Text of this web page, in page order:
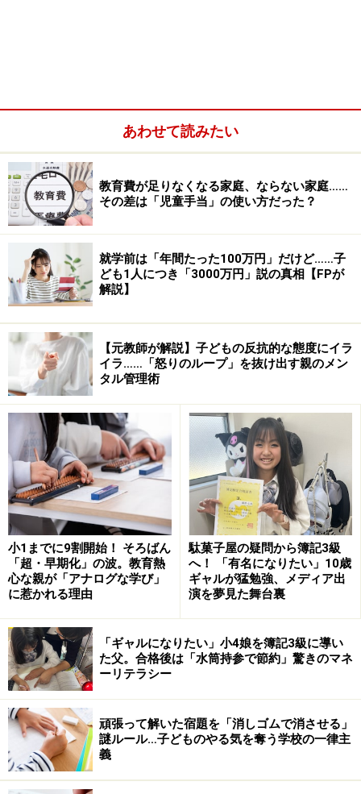
行動2. 「外発的動機づけ」を上手に活用する
行動3. 子どもの個性を面白がり、人と比較しない
行動4. 親子でポジティブに1日を振り返る
行動5. 保護者の考えを押し付けず、自分で決めさせる
行動6. 子どもの興味を広げ、多様なコミュニティーへの
参加を促す
行動7. 子どものことは子どもに任せ、保護者も自分の人
生を大切にする
「自分で考えて学ぶ子」の保護者の共通点とは
行動1. 過度な口出しをせず、子どもをよく
見る
「わが子が何をしているのか興味深く見守りながら、過
度な指示や干渉を意識的に控えている保護者のお子さん
は、『親は自分のことを信頼してくれている』と感じ、
自分で考えて行動するようになる傾向があります」
自分の子ども時代の経験を子育てに生かそうとする姿勢
は大切ですが、保護者が育った時代から社会は大きく変
社会の変化に合わせて柔軟に関わるよう意識したいです
ね。
行動2. 「外発的動機づけ」を上手に活用す
る
「『100点を取ったらゲームを買ってあげる』などと“そ
の子だけ”の欲求を満たすのではなく、『きょうだい全員
あわせて読みたい
教育費が足りなくなる家庭、ならない家庭……
その差は「児童手当」の使い方だった？
就学前は「年間たった100万円」だけど……子
ども1人につき「3000万円」説の真相【FPが
解説】
【元教師が解説】子どもの反抗的な態度にイラ
イラ……「怒りのループ」を抜け出す親のメン
タル管理術
小1までに9割開始！ そろばん
「超・早期化」の波。教育熱
心な親が「アナログな学び」
に惹かれる理由
駄菓子屋の疑問から簿記3級
へ！ 「有名になりたい」10歳
ギャルが猛勉強、メディア出
演を夢見た舞台裏
「ギャルになりたい」小4娘を簿記3級に導い
た父。合格後は「水筒持参で節約」驚きのマネ
ーリテラシー
頑張って解いた宿題を「消しゴムで消させる」
謎ルール…子どものやる気を奪う学校の一律主
義